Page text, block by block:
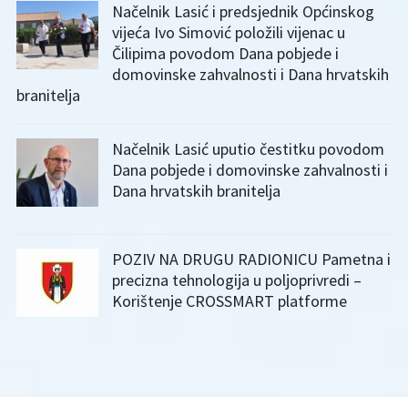
Načelnik Lasić i predsjednik Općinskog
vijeća Ivo Simović položili vijenac u
Čilipima povodom Dana pobjede i
domovinske zahvalnosti i Dana hrvatskih
branitelja
Načelnik Lasić uputio čestitku povodom
Dana pobjede i domovinske zahvalnosti i
Dana hrvatskih branitelja
POZIV NA DRUGU RADIONICU Pametna i
precizna tehnologija u poljoprivredi –
Korištenje CROSSMART platforme